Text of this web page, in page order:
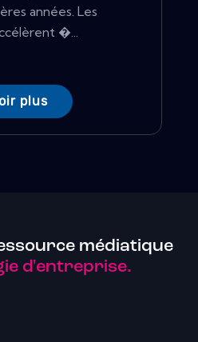
années. Les
�...
plus
médiatique
d'entreprise.